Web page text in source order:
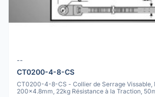
--
CT0200-4-8-CS
CT0200-4-8-CS - Collier de Serrage Vissable,
200x4.8mm, 22kg Résistance à la Traction,